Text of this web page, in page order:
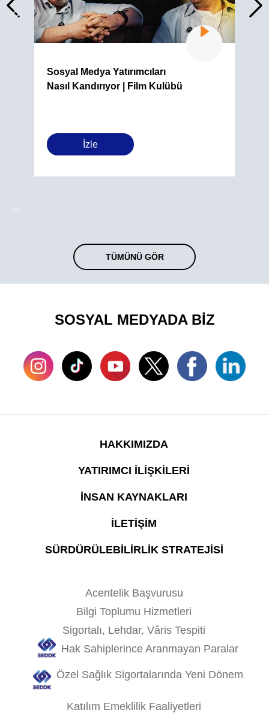
Sosyal Medya Yatırımcıları
Nasıl Kandırıyor | Film Kulübü
İzle
TÜMÜNÜ GÖR
SOSYAL MEDYADA BİZ
HAKKIMIZDA
YATIRIMCI İLİŞKİLERİ
İNSAN KAYNAKLARI
İLETİŞİM
SÜRDÜRÜLEBİLİRLİK STRATEJİSİ
Acentelik Başvurusu
Bilgi Toplumu Hizmetleri
Sigortalı, Lehdar, Vâris Tespiti
Hak Sahiplerince Aranmayan Paralar
Özel Sağlık Sigortalarında Yeni Dönem
Katılım Emeklilik Faaliyetleri